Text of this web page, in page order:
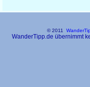
© 2011
WanderTipp.de übernimmt